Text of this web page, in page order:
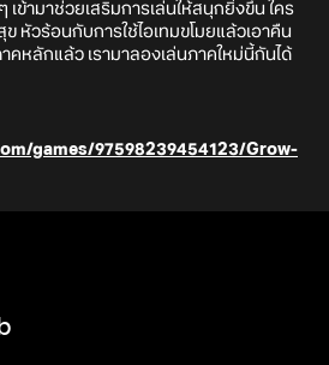
เข้ามาช่วยเสริมการเล่นให้สนุกยิ่งขึ้น ใคร
หัวร้อนกับการใช้ไอเทมขโมยแล้วเอาคืน
าคหลักแล้ว เรามาลองเล่นภาคใหม่นี้กันได้
games/97598239454123/Grow-